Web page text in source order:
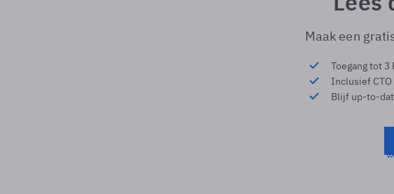
Maak een
Toegang tot 3
Inclusief
Blijf up-to-